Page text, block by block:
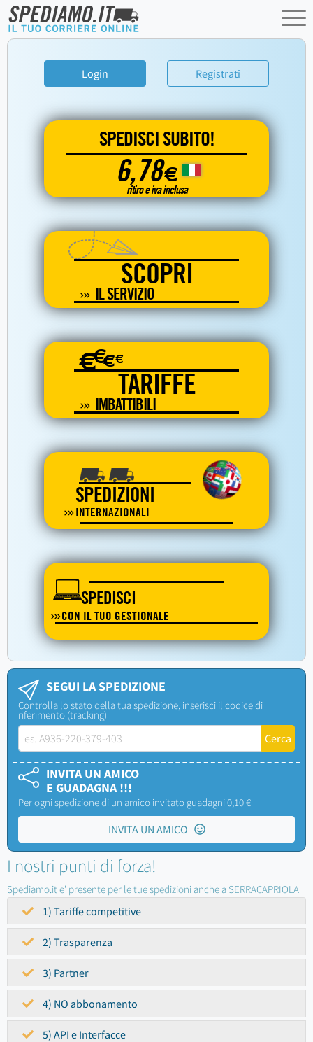
Login Registrati
SPEDISCI SUBITO!
6,78€
ritiro e iva inclusa
SCOPRI
IL SERVIZIO
€€€€
TARIFFE
IMBATTIBILI
SPEDIZIONI
INTERNAZIONALI
SPEDISCI
CON IL TUO GESTIONALE
SEGUI LA SPEDIZIONE
Controlla lo stato della tua spedizione, inserisci il codice di
riferimento (tracking)
INVITA UN AMICO
E GUADAGNA !!!
Per ogni spedizione di un amico invitato guadagni 0,10 €
INVITA UN AMICO
I nostri punti di forza!
Spediamo.it e' presente per le tue spedizioni anche a SERRACAPRIOLA
1) Tariffe competitive
2) Trasparenza
3) Partner
4) NO abbonamento
5) API e Interfacce